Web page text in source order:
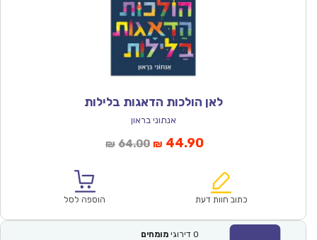
לאן הולכות הדאגות בלילות
אנתוני בראון
₪ 64.00המחיר
₪64.00.
₪ 44.90המחיר
הוא:
כתוב חוות דעת הוספה לסל
0 דירוגי מומחים